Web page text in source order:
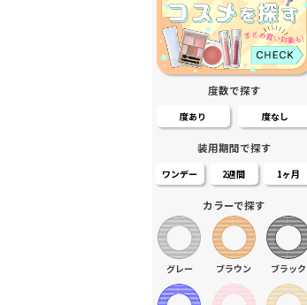
度数で探す
度あり 度なし
装用期間で探す
ワンデー 2週間 1ヶ月
カラーで探す
グレー ブラウン ブラック